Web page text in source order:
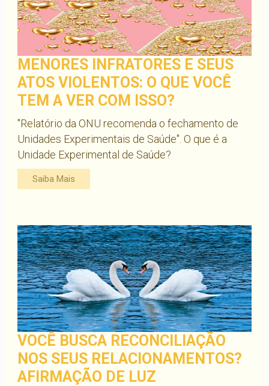
MENORES INFRATORES E SEUS
ATOS VIOLENTOS: O QUE VOCÊ
TEM A VER COM ISSO?
"Relatório da ONU recomenda o fechamento de
Unidades Experimentais de Saúde". O que é a
Unidade Experimental de Saúde?
Saiba Mais
VOCÊ BUSCA RECONCILIAÇÃO
NOS SEUS RELACIONAMENTOS?
AFIRMAÇÃO DE LUZ